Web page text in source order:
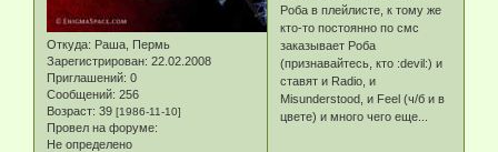
Откуда: Раша, Пермь
Зарегистрирован: 22.02.2008
Приглашений: 0
Сообщений: 256
Возраст: 39 [1986-11-10]
Провел на форуме:
Не определено
Роба в плейлисте, к тому же
кто-то постоянно по смс
заказывает Роба
(признавайтесь, кто :devil:) и
ставят и Radio, и
Misunderstood, и Feel (ч/б и в
цвете) и много чего еще...